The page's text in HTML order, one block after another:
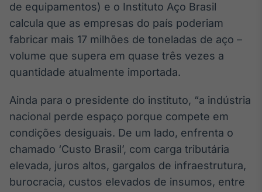
de equipamentos) e o Instituto Aço Brasil
calcula que as empresas do país poderiam
fabricar mais 17 milhões de toneladas de aço –
volume que supera em quase três vezes a
quantidade atualmente importada.
Ainda para o presidente do instituto, “a indústria
nacional perde espaço porque compete em
condições desiguais. De um lado, enfrenta o
chamado ‘Custo Brasil’, com carga tributária
elevada, juros altos, gargalos de infraestrutura,
burocracia, custos elevados de insumos, entre